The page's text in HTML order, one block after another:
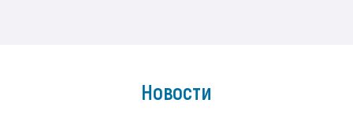
Новости